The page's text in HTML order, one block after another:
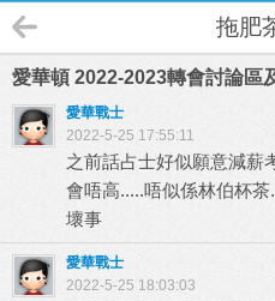
拖肥
愛華頓 2022-2023轉會討論區
愛華戰士
2022-5-25 17:55:11
之前話占士好似願意減薪
會唔高.....唔似係林伯杯
壞事
愛華戰士
2022-5-25 18:03:03